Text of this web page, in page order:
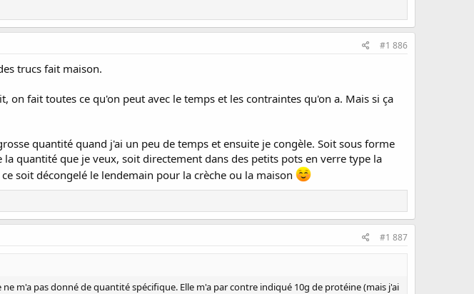
#1 886
trucs fait maison.
on fait toutes ce qu'on peut avec le temps et les contraintes qu'on a. Mais si ça
quantité quand j'ai un peu de temps et ensuite je congèle. Soit sous forme
quantité que je veux, soit directement dans des petits pots en verre type la
soit décongelé le lendemain pour la crèche ou la maison
#1 887
m'a pas donné de quantité spécifique. Elle m'a par contre indiqué 10g de protéine (mais j'ai